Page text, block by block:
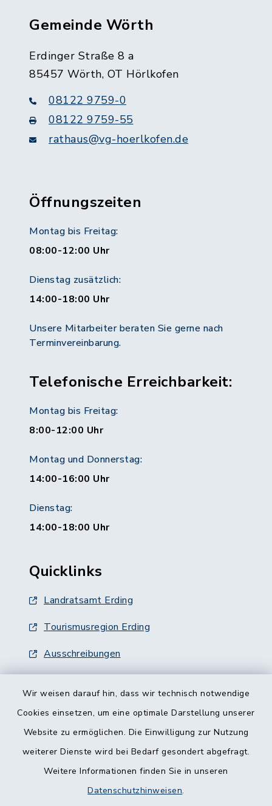
Wir weisen darauf hin, dass wir technisch notwendige
Cookies einsetzen, um eine optimale Darstellung unserer
Website zu ermöglichen. Die Einwilligung zur Nutzung
weiterer Dienste wird bei Bedarf gesondert abgefragt.
Weitere Informationen finden Sie in unseren
Datenschutzhinweisen.
Gemeinde Wörth
Erdinger Straße 8 a
85457 Wörth, OT Hörlkofen
08122 9759-0
08122 9759-55
rathaus@vg-hoerlkofen.de
Öffnungszeiten
Montag bis Freitag:
08:00-12:00 Uhr
Dienstag zusätzlich:
14:00-18:00 Uhr
Unsere Mitarbeiter beraten Sie gerne nach
Terminvereinbarung.
Telefonische Erreichbarkeit:
Montag bis Freitag:
8:00-12:00 Uhr
Montag und Donnerstag:
14:00-16:00 Uhr
Dienstag:
14:00-18:00 Uhr
Quicklinks
Landratsamt Erding
Tourismusregion Erding
Ausschreibungen
Barrierefreiheit